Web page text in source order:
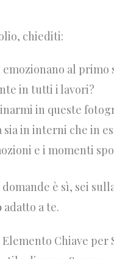
chiediti:
al primo
in tutti i lavori?
in queste
sia in interni che in
e i momenti
domande è sì, sei
adatto a te.
Chiave